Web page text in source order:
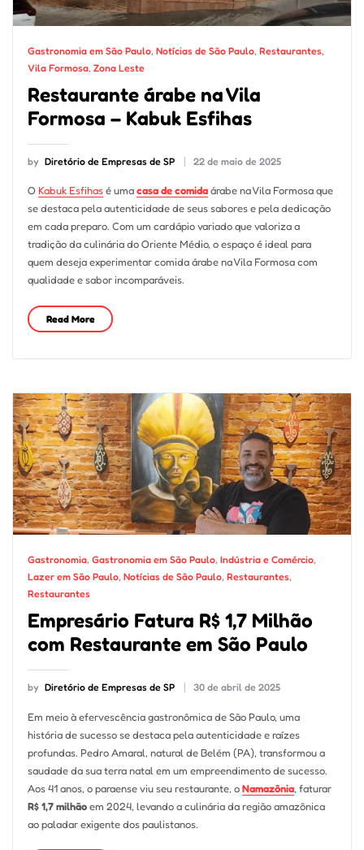
Gastronomia em São Paulo, Notícias de São Paulo, Restaurantes,
Vila Formosa, Zona Leste
Restaurante árabe na Vila
Formosa – Kabuk Esfihas
by Diretório de Empresas de SP 22 de maio de 2025
O Kabuk Esfihasé umacasa de comidaárabe na Vila Formosa que
se destaca pela autenticidade de seus sabores e pela dedicação
em cada preparo. Com um cardápio variado que valoriza a
tradição da culinária do Oriente Médio, o espaço é ideal para
quem deseja experimentar comida árabe na Vila Formosa com
qualidade e sabor incomparáveis.
Read More
Gastronomia, Gastronomia em São Paulo, Indústria e Comércio,
Lazer em São Paulo, Notícias de São Paulo, Restaurantes,
Restaurantes
Empresário Fatura R$ 1,7 Milhão
com Restaurante em São Paulo
by Diretório de Empresas de SP 30 de abril de 2025
Em meio à efervescência gastronômica de São Paulo, uma
história de sucesso se destaca pela autenticidade e raízes
profundas. Pedro Amaral, natural de Belém (PA), transformou a
saudade da sua terra natal em um empreendimento de sucesso.
Aos 41 anos, o paraense viu seu restaurante, oNamazônia, faturar
R$ 1,7 milhãoem 2024, levando a culinária da região amazônica
ao paladar exigente dos paulistanos.